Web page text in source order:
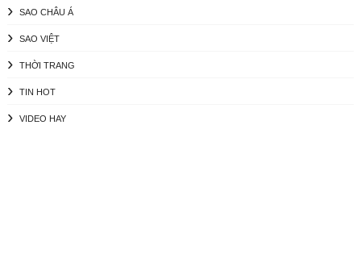
SAO CHÂU Á
SAO VIỆT
THỜI TRANG
TIN HOT
VIDEO HAY